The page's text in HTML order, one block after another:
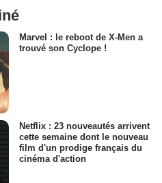
Marvel : le reboot de X-Men a
trouvé son Cyclope !
Netflix : 23 nouveautés arrivent
cette semaine dont le nouveau
film d'un prodige français du
cinéma d'action